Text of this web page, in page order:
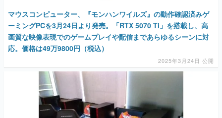
マウスコンピューター、『モンハンワイルズ』の動作確認済みゲ
ーミングPCを3月24日より発売。「RTX 5070 Ti」を搭載し、高
画質な映像表現でのゲームプレイや配信まであらゆるシーンに対
応。価格は49万9800円（税込）
2025年3月24日 公開